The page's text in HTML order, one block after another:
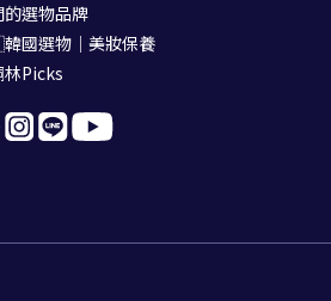
的選物品牌
國選物｜美妝保養
林Picks